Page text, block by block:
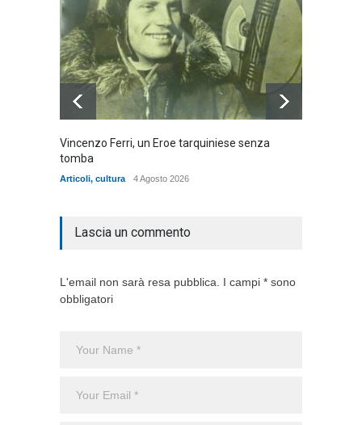
Vincenzo Ferri, un Eroe tarquiniese senza
tomba
Articoli, cultura 4 Agosto 2026
Lascia un commento
L'email non sarà resa pubblica. I campi * sono
obbligatori